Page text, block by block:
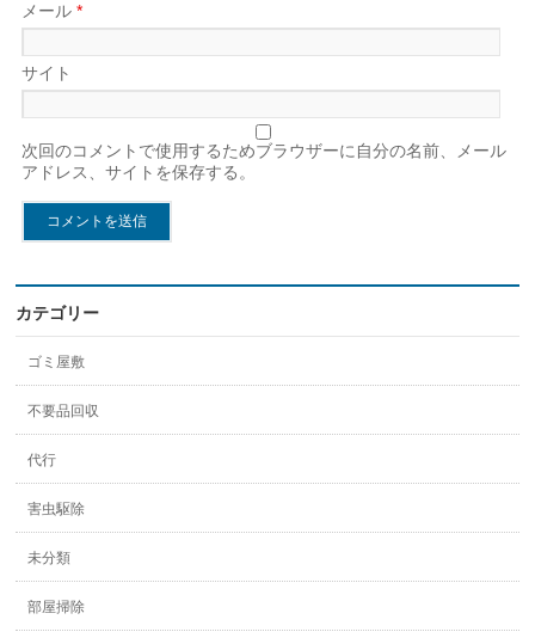
メール*
サイト
次回のコメントで使用するためブラウザーに自分の名前、メール
アドレス、サイトを保存する。
カテゴリー
ゴミ屋敷
不要品回収
代行
害虫駆除
未分類
部屋掃除